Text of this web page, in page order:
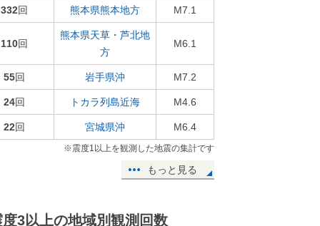
332回 熊本県熊本地方 M7.1
110回
熊本県天草・芦北地
方
M6.1
55回 岩手県沖 M7.2
24回 トカラ列島近海 M4.6
22回 宮城県沖 M6.4
※震度1以上を観測した地震の集計です
もっと見る
度3以上の地域別観測回数